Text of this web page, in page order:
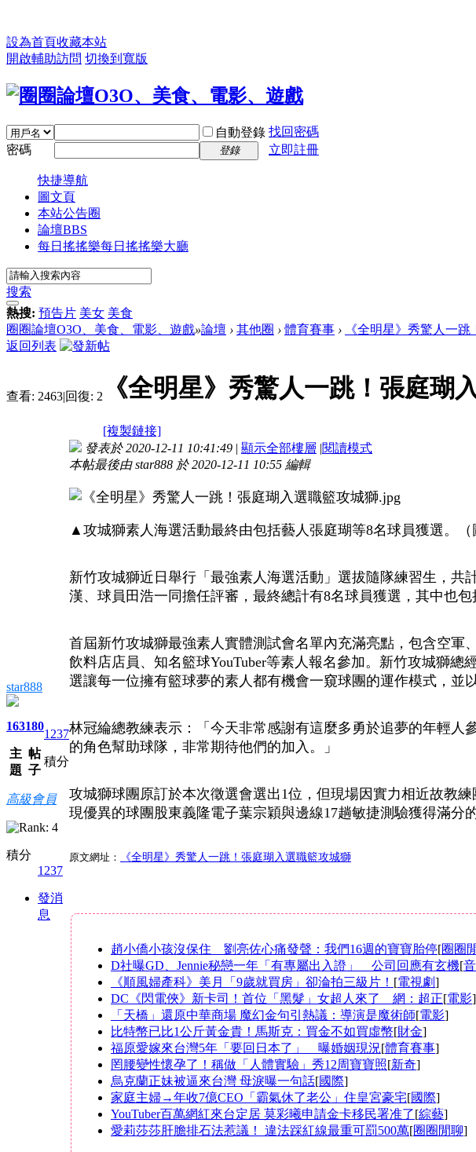
設為首頁收藏本站
開啟輔助訪問 切換到寬版
自動登錄 找回密碼
密碼
登錄 立即註冊
快捷導航
圖文頁
本站公告圈
論壇BBS
每日搖搖樂每日搖搖樂大廳
搜索
熱搜: 預告片 美女 美食
圈圈論壇O3O、美食、電影、遊戲»論壇 › 其他圈 › 體育賽事 ›
《全明星》秀驚人一
返回列表
查看: 2463|回復: 2 《全明星》秀驚人一跳！張庭瑚
[複製鏈接]
star888
163
主
題
180
帖
子
1237
積分
高級會員
積分
1237
發消
息
發表於 2020-12-11 10:41:49 | 顯示全部樓層 |閱讀模式
本帖最後由 star888 於 2020-12-11 10:55 編輯
▲攻城獅素人海選活動最終由包括藝人張庭瑚等8名球員獲選。（
新竹攻城獅近日舉行「最強素人海選活動」選拔隨隊練習生，
漢、球員田浩一同擔任評審，最終總計有8名球員獲選，其中也
首屆新竹攻城獅最強素人實體測試會名單內充滿亮點，包含空軍
飲料店店員、知名籃球YouTuber等素人報名參加。新竹攻城獅
選讓每一位擁有籃球夢的素人都有機會一窺球團的運作模式，並
林冠綸總教練表示：「今天非常感謝有這麼多勇於追夢的年輕人
的角色幫助球隊，非常期待他們的加入。」
攻城獅球團原訂於本次徵選會選出1位，但現場因實力相近故教
現優異的球團股東義隆電子葉宗穎與邊線17趟敏捷測驗獲得滿分
原文網址： 《全明星》秀驚人一跳！張庭瑚入選職籃攻城獅
趙小僑小孩沒保住 劉亮佐心痛發聲：我們16週的寶寶胎停[圈圈
D社曝GD、Jennie秘戀一年「有專屬出入證」 公司回應有玄機[
《順風婦產科》美月「9歲就買房」卻淪拍三級片！ [電視劇]
DC《閃電俠》新卡司！首位「黑髮」女超人來了 網：超正[電影]
「天橋」還原中華商場 魔幻金句引熱議：導演是魔術師[電影]
比特幣已比1公斤黃金貴！馬斯克：買金不如買虛幣[財金]
福原愛嫁來台灣5年「要回日本了」 曝婚姻現況[體育賽事]
罔腰變性懷孕了！稱做「人體實驗」秀12周寶寶照[新奇]
烏克蘭正妹被逼來台灣 母淚曝一句話[國際]
家庭主婦→年收7億CEO「霸氣休了老公」住皇宮豪宅[國際]
YouTuber百萬網紅來台定居 莫彩曦申請金卡移民署准了[綜藝]
愛莉莎莎肝膽排石法惹議！ 違法踩紅線最重可罰500萬[圈圈閒聊]